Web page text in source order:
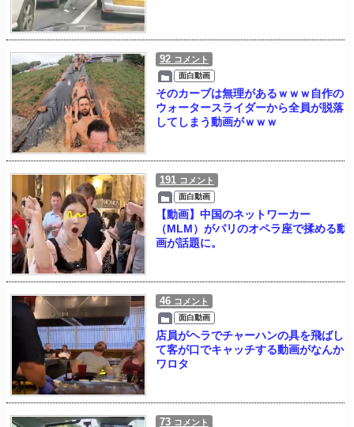
92 コメント
面白動画
そのカーブは無理があるｗｗｗ自作の
ウォータースライダーから全員が脱落
してしまう動画がｗｗｗ
191 コメント
面白動画
【動画】中国のネットワーカー
（MLM）がパリのオペラ座で揉める動
画が話題に。
46 コメント
面白動画
店員がヘラでチャーハンの具を飛ばし
て客が口でキャッチする動画がなんか
ワロタ
73 コメント